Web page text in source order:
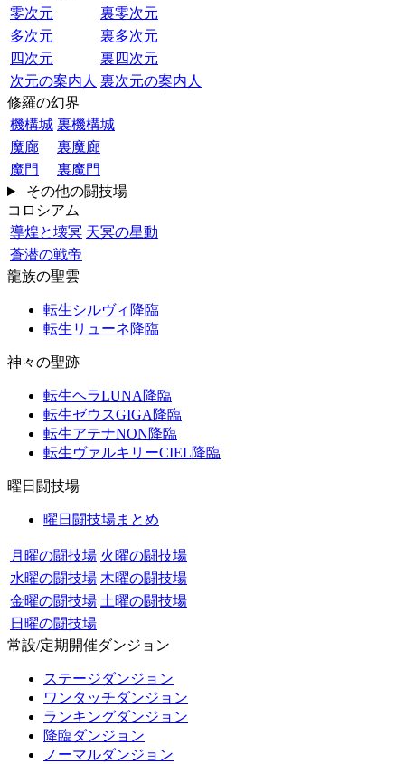
零次元
裏零次元
多次元
裏多次元
四次元
裏四次元
次元の案内人 裏次元の案内人
修羅の幻界
機構城 裏機構城
魔廊
裏魔廊
魔門
裏魔門
その他の闘技場
コロシアム
導煌と壊冥 天冥の星動
蒼潜の戦帝
龍族の聖雲
転生シルヴィ降臨
転生リューネ降臨
神々の聖跡
転生ヘラLUNA降臨
転生ゼウスGIGA降臨
転生アテナNON降臨
転生ヴァルキリーCIEL降臨
曜日闘技場
曜日闘技場まとめ
月曜の闘技場 火曜の闘技場
水曜の闘技場 木曜の闘技場
金曜の闘技場 土曜の闘技場
日曜の闘技場
常設/定期開催ダンジョン
ステージダンジョン
ワンタッチダンジョン
ランキングダンジョン
降臨ダンジョン
ノーマルダンジョン